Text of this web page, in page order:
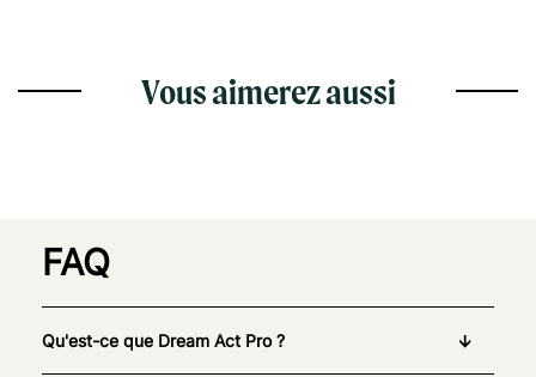
Vous aimerez aussi
FAQ
Qu'est-ce que Dream Act Pro ?